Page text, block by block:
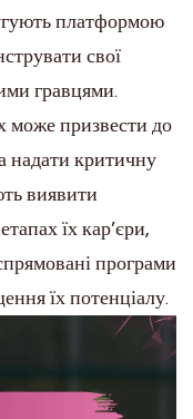
платформою
свої
гравцями.
може призвести до
надати критичну
виявити
їх кар’єри,
програми
їх потенціалу.